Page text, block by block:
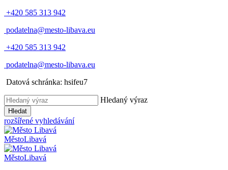
+420 585 313 942
podatelna@mesto-libava.eu
+420 585 313 942
podatelna@mesto-libava.eu
Datová schránka: hsifeu7
Hledaný výraz
Hledat
rozšířené vyhledávání
MěstoLibavá
MěstoLibavá